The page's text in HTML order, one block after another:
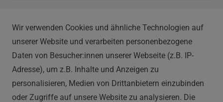
Im Hülsenfeld 9
40721 Hilden
0212 520-82 100
info@vapor-handel.de
Montag - Freitag, 09:00 - 16:00
Wir verwenden Cookies und ähnliche Technologien auf
unserer Website und verarbeiten personenbezogene
Daten von Besucher:innen unserer Webseite (z.B. IP-
Adresse), um z.B. Inhalte und Anzeigen zu
personalisieren, Medien von Drittanbietern einzubinden
oder Zugriffe auf unsere Website zu analysieren. Die